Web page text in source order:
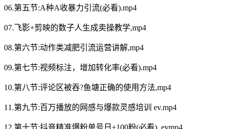
06.第五节:A种A收暴力引流(必看).mp4
07.飞影+剪映的数子人生成卖操教学,mp4
08.第六节:动作类减肥引流运营讲解,mp4
09.第七节:视频标注，增加转化率(必看).mp4
10.第八节:评论区被吞?鱼塘正确的使用方法,mp4
11.第九节:百万播放的网感与爆款灵感培训 ev.mp4
12.第十节:抖音精准爆粉单号日+100粉(必看)_evmp4